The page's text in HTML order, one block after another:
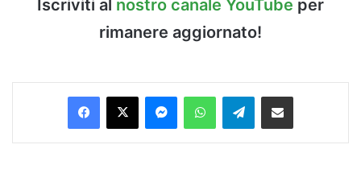
Iscriviti al nostro canale YouTube per
rimanere aggiornato!
Facebook
X MessengerWhatsAppTelegramCondividi via Email